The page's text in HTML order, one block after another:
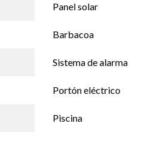
Panel solar
Barbacoa
Sistema de alarma
Portón eléctrico
Piscina